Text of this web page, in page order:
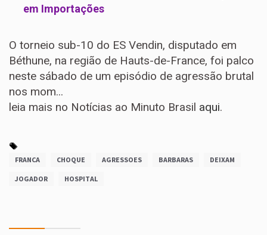
em Importações
O torneio sub-10 do ES Vendin, disputado em
Béthune, na região de Hauts-de-France, foi palco
neste sábado de um episódio de agressão brutal
nos mom...
leia mais no Notícias ao Minuto Brasil aqui.
FRANCA CHOQUE AGRESSOES BARBARAS DEIXAM
JOGADOR HOSPITAL